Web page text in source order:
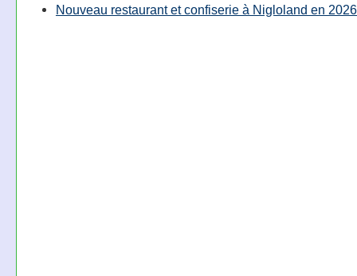
Nouveau restaurant et confiserie à Nigloland en 2026